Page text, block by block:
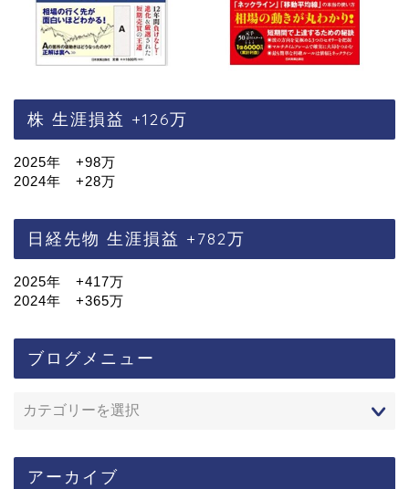
株 生涯損益 +126万
2025年 +98万
2024年 +28万
日経先物 生涯損益 +782万
2025年 +417万
2024年 +365万
ブログメニュー
アーカイブ